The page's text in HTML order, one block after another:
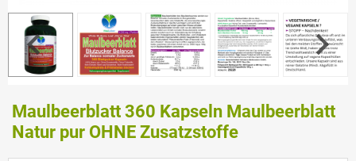
Maulbeerblatt 360 Kapseln Maulbeerblatt
Natur pur OHNE Zusatzstoffe